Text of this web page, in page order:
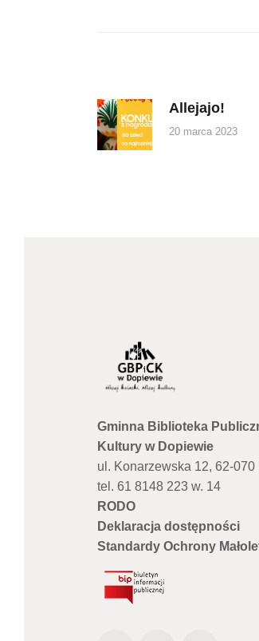
wpisuPrevious
post:
Allejajo!
20 marca 2023
Gminna Biblioteka
Kultury w Dopiewie
ul. Konarzewska 12, 62-
tel. 61 8148 223 w. 14
RODO
Deklaracja dostępności
Standardy Ochrony